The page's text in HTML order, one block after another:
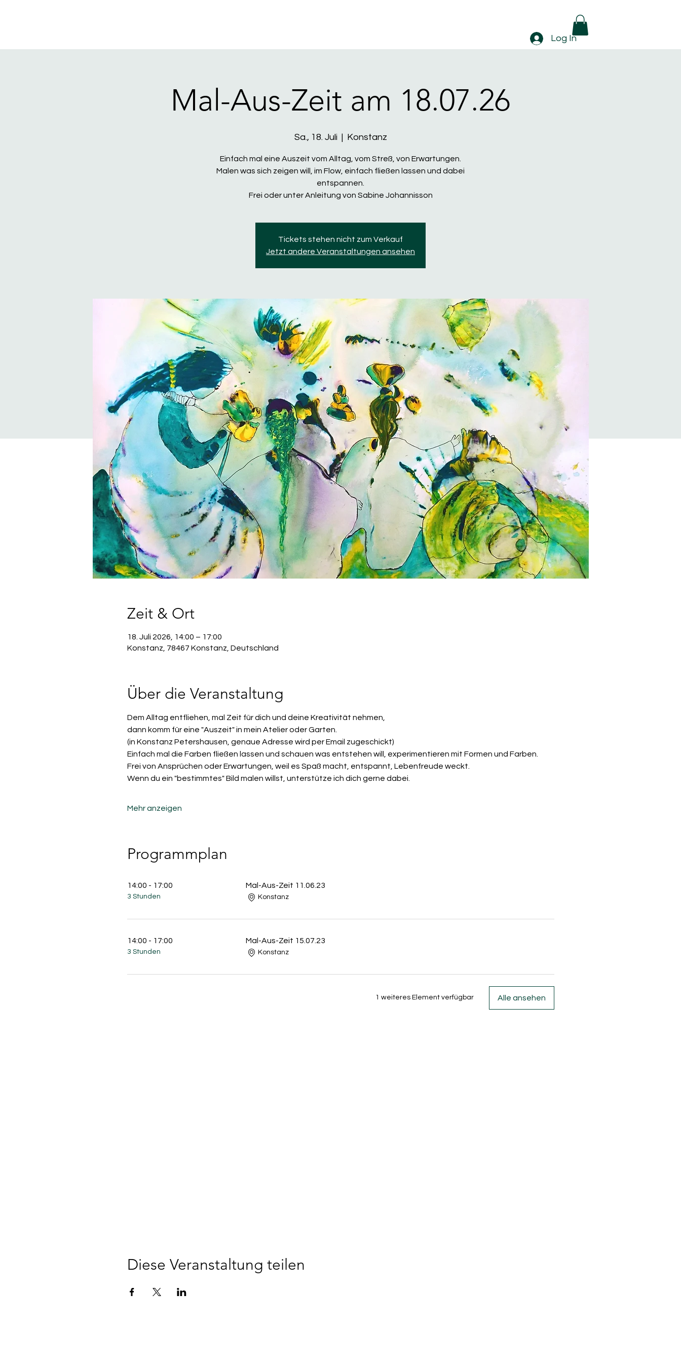
Log In
Mal-Aus-Zeit am 18.07.26
Sa., 18. Juli
  |
Konstanz
Einfach mal eine Auszeit vom Alltag, vom Streß, von Erwartungen.
Malen was sich zeigen will, im Flow, einfach fließen lassen und dabei
entspannen.
Frei oder unter Anleitung von Sabine Johannisson
Tickets stehen nicht zum Verkauf
Jetzt andere Veranstaltungen ansehen
Zeit & Ort
18. Juli 2026, 14:00 – 17:00
Konstanz, 78467 Konstanz, Deutschland
Über die Veranstaltung
Dem Alltag entfliehen, mal Zeit für dich und deine Kreativität nehmen,
dann komm für eine "Auszeit" in mein Atelier oder Garten.
(in Konstanz Petershausen, genaue Adresse wird per Email zugeschickt)
Einfach mal die Farben fließen lassen und schauen was entstehen will, experimentieren mit Formen und Farben.
Frei von Ansprüchen oder Erwartungen, weil es Spaß macht, entspannt, Lebenfreude weckt.
Wenn du ein "bestimmtes" Bild malen willst, unterstütze ich dich gerne dabei.
Mehr anzeigen
Programmplan
14:00 - 17:00
3 Stunden
Mal-Aus-Zeit 11.06.23
Konstanz
14:00 - 17:00
3 Stunden
Mal-Aus-Zeit 15.07.23
Konstanz
1 weiteres Element verfügbar Alle ansehen
Diese Veranstaltung teilen